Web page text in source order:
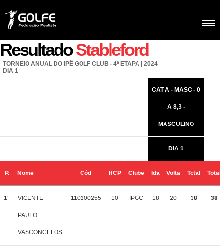
ResultadoStableford
TORNEIO ANUAL DO IPÊ GOLF CLUB - 4ª ETAPA | 2024
DIA 1
CAT A - MASC - 0
A 8,3 -
MASCULINO
DIA 1
P. Nome Cód HCP Clube Ida Volta Total Total
1° VICENTE
PAULO
VASCONCELOS
110200255 10 IPGC 18 20 38 38